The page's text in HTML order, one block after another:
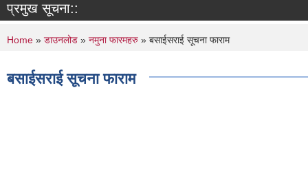
प्रमुख सूचना::
You are here
Home » डाउनलोड » नमुना फारमहरु » बसाईसराई सूचना फाराम
बसाईसराई सूचना फाराम